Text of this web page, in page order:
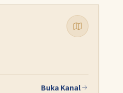
Buka Kanal